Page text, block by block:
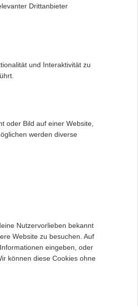
Drittanbieter
und Interaktivität zu
oder Bild auf einer Website,
werden diverse
Nutzervorlieben bekannt
Website zu besuchen. Auf
eingeben, oder
können diese Cookies ohne